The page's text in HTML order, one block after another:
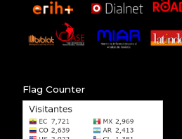
Flag Counter